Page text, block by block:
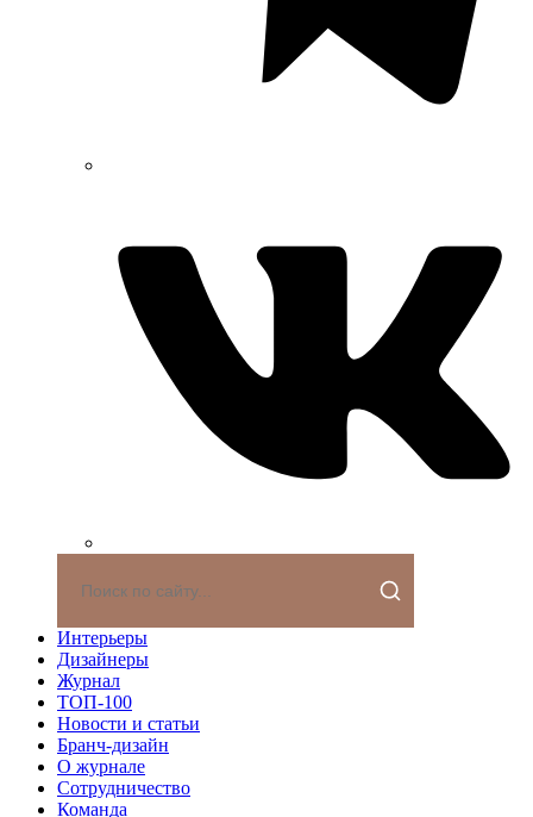
Интерьеры
Дизайнеры
Журнал
ТОП-100
Новости и статьи
Бранч-дизайн
О журнале
Сотрудничество
Команда